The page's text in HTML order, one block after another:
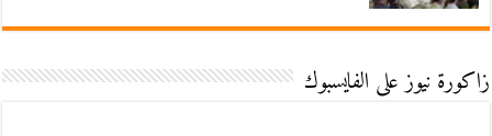
زاكورة نيوز على الفايسبوك